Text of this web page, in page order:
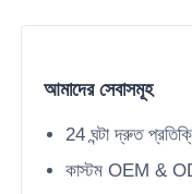
সব ক্ষেত্রেই
একটি উদ্ধৃতি অনুরোধ
আমাদের সেবাসমূহ
24 ঘন্টা দ্রুত
কাস্টম OEM &